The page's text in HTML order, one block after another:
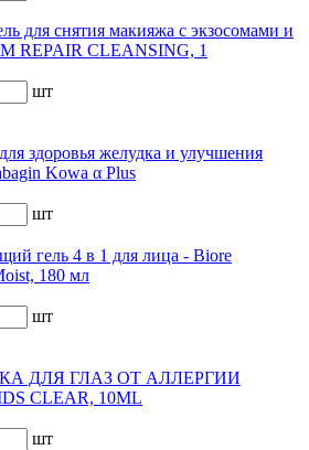
для снятия макияжа с экзосомами и
REPAIR CLEANSING, 1
шт
здоровья желудка и улучшения
Kowa α Plus
шт
гель 4 в 1 для лица - Biore
180 мл
шт
ДЛЯ ГЛАЗ ОТ АЛЛЕРГИИ
CLEAR, 10ML
шт